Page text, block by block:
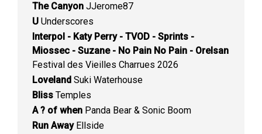
The Canyon JJerome87
U Underscores
Interpol - Katy Perry - TVOD - Sprints -
Miossec - Suzane - No Pain No Pain - Orelsan
Festival des Vieilles Charrues 2026
Loveland Suki Waterhouse
Bliss Temples
A ? of when Panda Bear & Sonic Boom
Run AwayEllside